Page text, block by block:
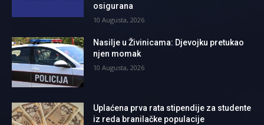
osigurana
10 Augusta, 2026
Nasilje u Živinicama: Djevojku pretukao
njen momak
10 Augusta, 2026
Uplaćena prva rata stipendije za studente
iz reda branilačke populacije